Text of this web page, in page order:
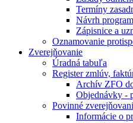
Termíny
Návrh
Zápisnice a
Oznamovanie
Zverejňovanie
Úradná tabuľa
Register zmlúv,
Archív ZFO
Objednávky -
Povinné
Informácie o